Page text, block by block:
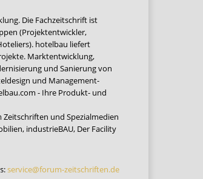
Die Fachzeitschrift ist
(Projektentwickler,
hotelbau liefert
Marktentwicklung,
und Sanierung von
und Management-
- Ihre Produkt- und
und Spezialmedien
, industrieBAU, Der Facility
service@forum-zeitschriften.de